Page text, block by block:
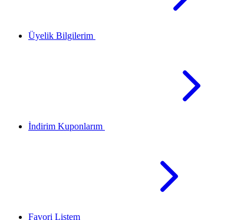
Üyelik Bilgilerim
İndirim Kuponlarım
Favori Listem